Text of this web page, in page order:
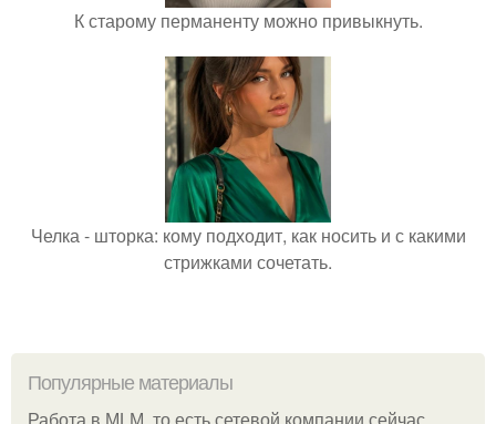
К старому перманенту можно привыкнуть.
Челка - шторка: кому подходит, как носить и с какими
стрижками сочетать.
Популярные материалы